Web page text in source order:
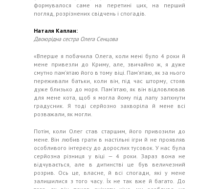
формувалося саме на перетині цих, на перший
погляд, розрізнених свідчень і спогадів.
Наталя Каплан:
Двоюрідна сестра Олега Сенцова
«Вперше я побачила Олега, коли мені було 4 роки й
мене привезли до Криму, але, звичайно ж, я дуже
смутно пам’ятаю його в тому віці. Пам’ятаю, як за нього
переживали батьки, коли він, під час шторму, стояв
дуже близько до моря. Пам’ятаю, як він відловлював
для мене кота, щоб я могла йому під лапу запхнути
градусник. Я тоді серйозно захворіла й мене всі
розважали, як могли.
Потім, коли Олег став старшим, його привозили до
мене. Він любив грати в настільні ігри й не проявляв
особливого інтересу до дорослих тусовок. У нас була
серйозна різниця у віці — 4 роки. Зараз вона не
відчувається, але в дитинстві це був величезний
розрив. Ось це, власне, й всі спогади, які у мене
залишилися з того часу. Їх не так вже й багато. До